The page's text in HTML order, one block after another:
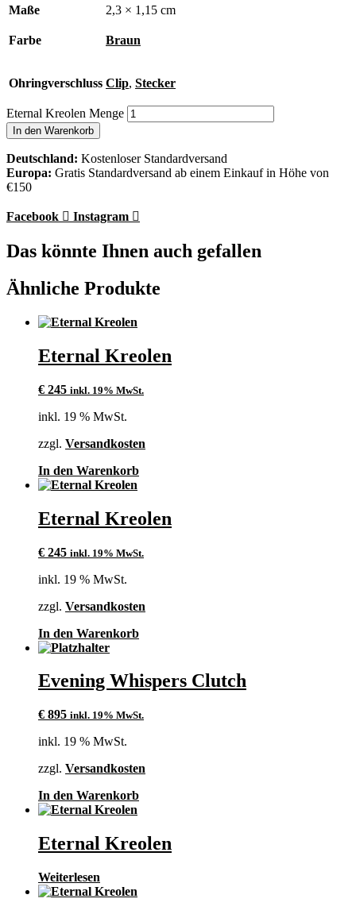
Maße 2,3 × 1,15 cm
Farbe Braun
Ohringverschluss Clip, Stecker
Eternal Kreolen Menge
In den Warenkorb
Deutschland: Kostenloser Standardversand
Europa: Gratis Standardversand ab einem Einkauf in Höhe von
€150
Facebook Instagram
Das könnte Ihnen auch gefallen
Ähnliche Produkte
Eternal Kreolen
€ 245 inkl. 19% MwSt.
inkl. 19 % MwSt.
zzgl. Versandkosten
In den Warenkorb
Eternal Kreolen
€ 245 inkl. 19% MwSt.
inkl. 19 % MwSt.
zzgl. Versandkosten
In den Warenkorb
Evening Whispers Clutch
€ 895 inkl. 19% MwSt.
inkl. 19 % MwSt.
zzgl. Versandkosten
In den Warenkorb
Eternal Kreolen
Weiterlesen